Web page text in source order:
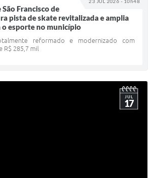
Francisco de
pista de skate revitalizada e amplia
o esporte no município
reformado e modernizado com
285,7 mil
JUL
17